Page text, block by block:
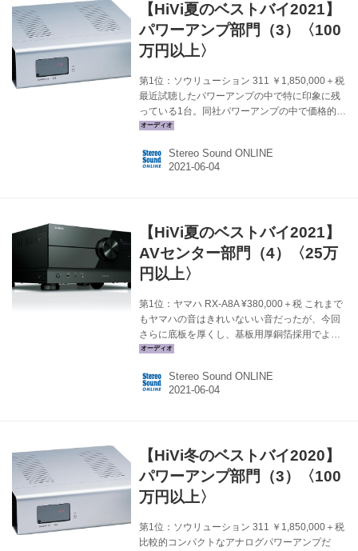
【HiVi夏のベストバイ2021】
パワーアンプ部門（3）〈100
万円以上〉
第1位：ソウリューション 311 ￥1,850,000＋税
最近試聴したパワーアンプの中で特に印象に残
っている1台。同社パワーアンプの中で価格的に
もっともリーズナブルな存在だが、内容は充実
レートし、さらに左右の信号を分けるデュア
ル・モノーラル・レイアウトの採用や、最上位
（土方） メーカーサイトへ ＞ 第2位：オクター
ブ RE320 ¥1,530,000+税 出力値は低くても高
品位な音の直熱3極管アンプを愛でる真空管ア...
Stereo Sound ONLINE
【HiVi夏のベストバイ2021】
AVセンター部門（4）〈25万
円以上〉
第1位：ヤマハ RX-A8A ¥380,000＋税 これまで
もヤマハの音はきれいないい音だったが、今回
さらに底板を厚くし、基板用厚銅箔採用でより
低インピーダンス化。聴感上のS／Nがさらにア
ランスの位置もより前方に移動、その下に第5の
フットを加えて低音はさらに力感をアップ。
カーサイトへ ＞ 関連記事を見る ＞ 第1位：デノ
ン AVC-A110 ¥680,000＋税 13chアンプを収容
した大掛かりな一体型AVセンタ...
Stereo Sound ONLINE
【HiVi冬のベストバイ2020】
パワーアンプ部門（3）〈100
万円以上〉
第1位：ソウリューション 311 ￥1,850,000＋税
比較的コンパクトなアナログパワーアンプだ